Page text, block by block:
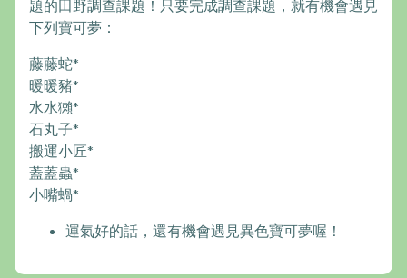
題的田野調查課題！只要完成調查課題，就有機會遇見
下列寶可夢：
藤藤蛇*
暖暖豬*
水水獺*
石丸子*
搬運小匠*
蓋蓋蟲*
小嘴蝸*
運氣好的話，還有機會遇見異色寶可夢喔！